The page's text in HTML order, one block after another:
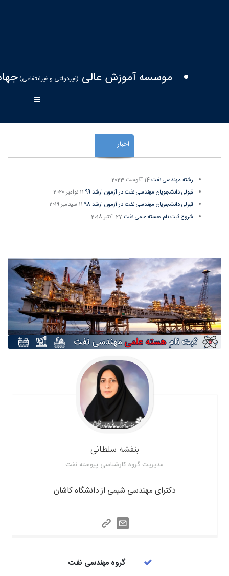
موسسه آموزش عالی (غیردولتی و غیرانتفاعی)
اخبار
رشته مهندسی نفت
قبولی دانشجویان مهندسی نفت در آزمون ارشد 99
قبولی دانشجویان مهندسی نفت در آزمون ارشد 98
شروع ثبت نام هسته علمی نفت
بنفشه سلطانی
مدیریت گروه کارشناسی پیوسته نفت
دکترای مهندسی شیمی از دانشگاه کاشان
گروه مهندسی نفت